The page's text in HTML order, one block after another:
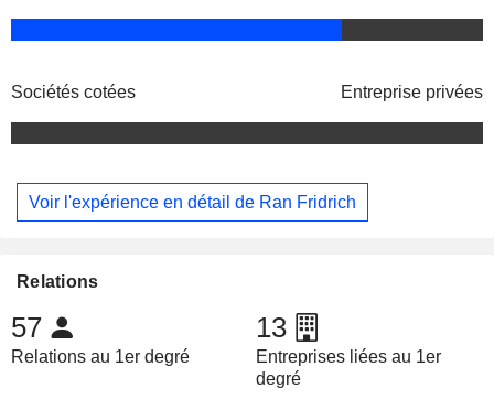
Sociétés cotées Entreprise privées
Voir l'expérience en détail de Ran Fridrich
Relations
57
Relations au 1er degré
13
Entreprises liées au 1er
degré